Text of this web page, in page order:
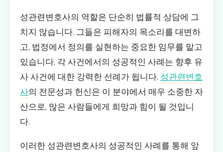
성관련변호사의 역할은 단순히 법률적 상담에 그
치지 않습니다. 그들은 피해자의 목소리를 대변하
고, 법정에서 정의를 실현하는 중요한 임무를 맡고
있습니다. 각 사건에서의 성공적인 사례는 향후 유
사 사건에 대한 강력한 선례가 됩니다. 성관련변호
사의 전문성과 헌신은 이 분야에서 매우 소중한 자
산으로, 많은 사람들에게 희망과 힘이 될 것입니
다.
이러한 성관련변호사의 성공적인 사례를 통해 앞